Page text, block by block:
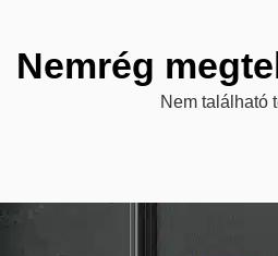
Nemrég
Nem található